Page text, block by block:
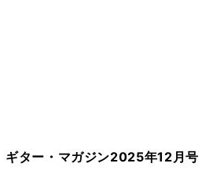
ギター・マガジン2025年12月号